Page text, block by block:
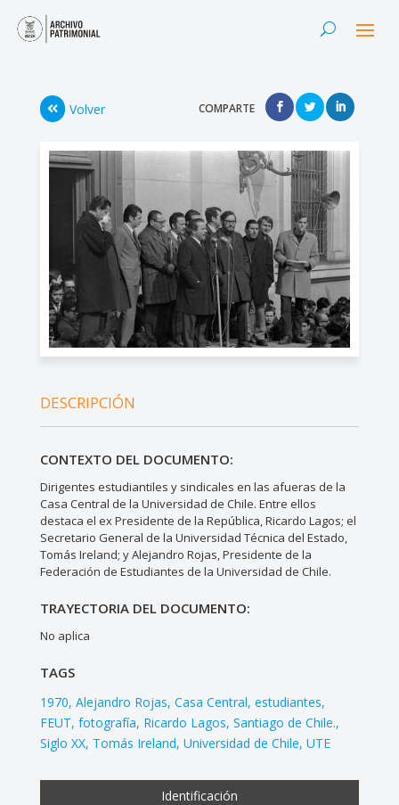
Volver COMPARTE
DESCRIPCIÓN
CONTEXTO DEL DOCUMENTO:
Dirigentes estudiantiles y sindicales en las afueras de la
Casa Central de la Universidad de Chile. Entre ellos
destaca el ex Presidente de la República, Ricardo Lagos; el
Secretario General de la Universidad Técnica del Estado,
Tomás Ireland; y Alejandro Rojas, Presidente de la
Federación de Estudiantes de la Universidad de Chile.
TRAYECTORIA DEL DOCUMENTO:
No aplica
TAGS
1970 Alejandro Rojas Casa Central estudiantes
FEUT fotografía Ricardo Lagos Santiago de Chile.
Siglo XX Tomás Ireland Universidad de Chile UTE
Identificación